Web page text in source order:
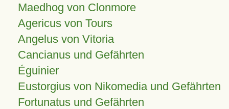
Maedhog von Clonmore
Agericus von Tours
Angelus von Vitoria
Cancianus und Gefährten
Éguinier
Eustorgius von Nikomedia und Gefährten
Fortunatus und Gefährten